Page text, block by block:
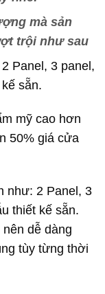
mà sản
trội như sau
Panel, 3 panel,
sẵn.
mỹ cao hơn
50% giá cửa
như: 2 Panel, 3
thiết kế sẵn.
dễ dàng
tùy từng thời